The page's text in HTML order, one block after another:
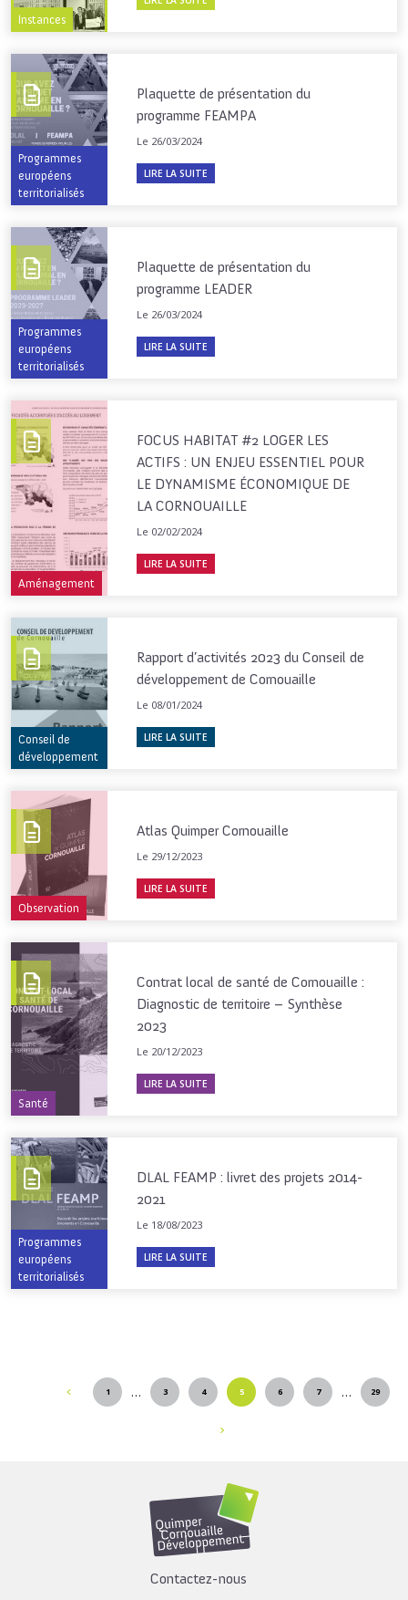
Instances
Programmes
européens
territorialisés
Plaquette de présentation du
programme FEAMPA
Le 26/03/2024
LIRE LA SUITE
Programmes
européens
territorialisés
Plaquette de présentation du
programme LEADER
Le 26/03/2024
LIRE LA SUITE
Aménagement
FOCUS HABITAT #2 LOGER LES
ACTIFS : UN ENJEU ESSENTIEL POUR
LE DYNAMISME ÉCONOMIQUE DE
LA CORNOUAILLE
Le 02/02/2024
LIRE LA SUITE
Conseil de
développement
Rapport d’activités 2023 du Conseil de
développement de Cornouaille
Le 08/01/2024
LIRE LA SUITE
Observation
Atlas Quimper Cornouaille
Le 29/12/2023
LIRE LA SUITE
Santé
Contrat local de santé de Cornouaille :
Diagnostic de territoire – Synthèse
2023
Le 20/12/2023
LIRE LA SUITE
Programmes
européens
territorialisés
DLAL FEAMP : livret des projets 2014-
2021
Le 18/08/2023
LIRE LA SUITE
1 … 3 4 5 6 7 … 29
Contactez-nous